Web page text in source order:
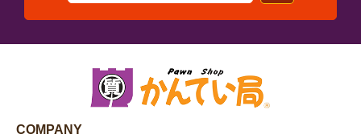
COMPANY